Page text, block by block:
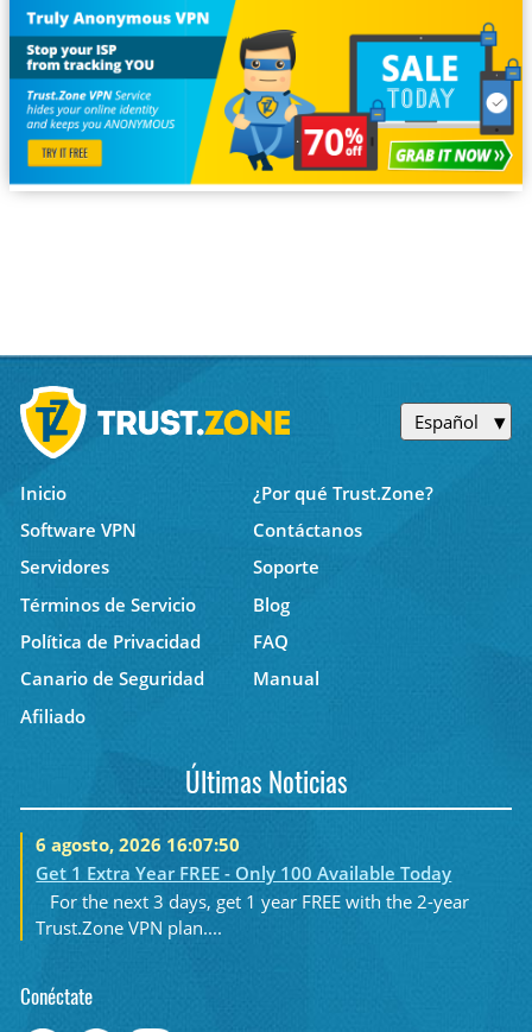
Español
Inicio
¿Por qué Trust.Zone?
Software VPN
Contáctanos
Servidores
Soporte
Términos de Servicio
Blog
Política de Privacidad
FAQ
Canario de Seguridad
Manual
Afiliado
Últimas Noticias
6 agosto, 2026 16:07:50
Get 1 Extra Year FREE - Only 100 Available Today
For the next 3 days, get 1 year FREE with the 2-year
Trust.Zone VPN plan....
Conéctate